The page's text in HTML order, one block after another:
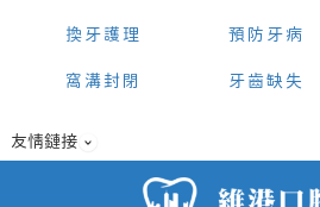
換牙護理
窩溝封閉
預防牙病
牙齒缺失
友情鏈接